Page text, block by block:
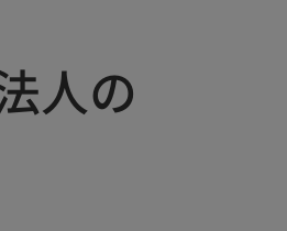
人の